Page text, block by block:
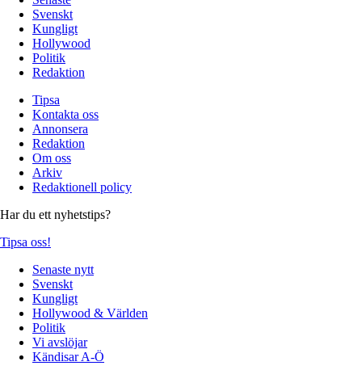
Svenskt
Kungligt
Hollywood
Politik
Redaktion
Tipsa
Kontakta oss
Annonsera
Redaktion
Om oss
Arkiv
Redaktionell policy
Har du ett nyhetstips?
Tipsa oss!
Senaste nytt
Svenskt
Kungligt
Hollywood & Världen
Politik
Vi avslöjar
Kändisar A-Ö